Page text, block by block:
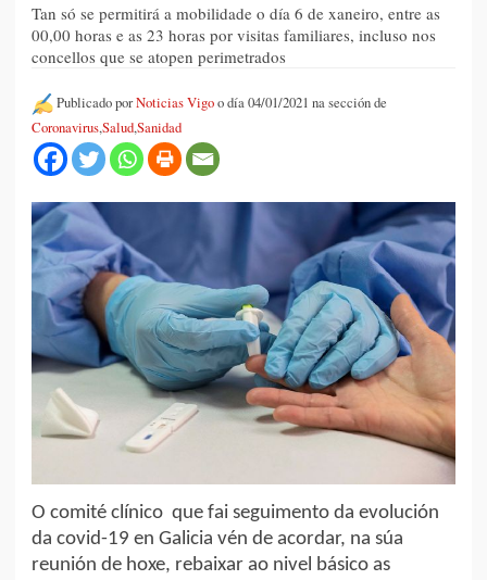
Tan só se permitirá a mobilidade o día 6 de xaneiro, entre as
00,00 horas e as 23 horas por visitas familiares, incluso nos
concellos que se atopen perimetrados
Publicado porNoticias Vigoo día 04/01/2021 na sección de
Coronavirus,Salud,Sanidad
O comité clínico que fai seguimento da evolución
da covid-19 en Galicia vén de acordar, na súa
reunión de hoxe, rebaixar ao nivel básico as